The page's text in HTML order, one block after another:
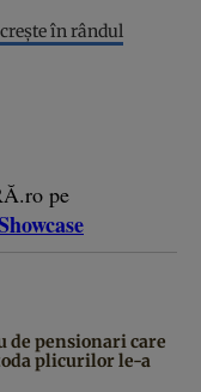
în rândul
pe
de pensionari care
plicurilor le-a